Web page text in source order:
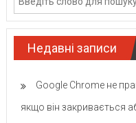
Недавні записи
Google Chrome не
якщо він закривається